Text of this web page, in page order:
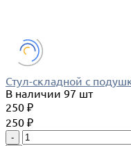
Стул-складной с
В наличии 97 шт
250 ₽
250 ₽
-